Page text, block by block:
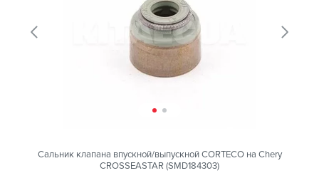
Сальник клапана впускной/выпускной CORTECO на Chery
CROSSEASTAR (SMD184303)